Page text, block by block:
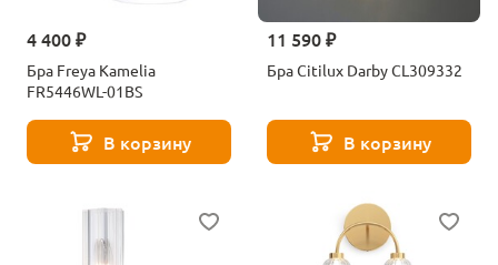
4 400 ₽
Бра Freya Kamelia
FR5446WL-01BS
В корзину
11 590 ₽
Бра Citilux Darby CL309332
В корзину